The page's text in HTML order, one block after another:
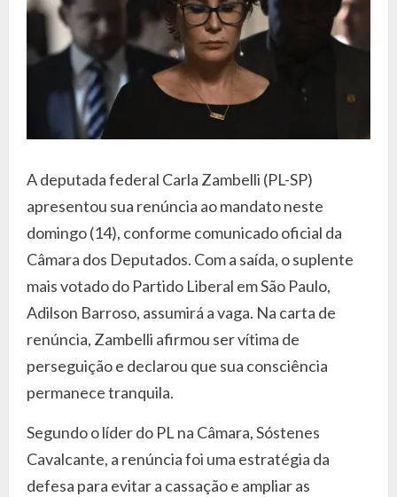
A deputada federal Carla Zambelli (PL-SP)
apresentou sua renúncia ao mandato neste
domingo (14), conforme comunicado oficial da
Câmara dos Deputados. Com a saída, o suplente
mais votado do Partido Liberal em São Paulo,
Adilson Barroso, assumirá a vaga. Na carta de
renúncia, Zambelli afirmou ser vítima de
perseguição e declarou que sua consciência
permanece tranquila.
Segundo o líder do PL na Câmara, Sóstenes
Cavalcante, a renúncia foi uma estratégia da
defesa para evitar a cassação e ampliar as